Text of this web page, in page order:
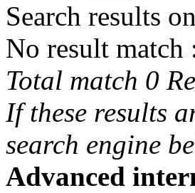
Search results
No result match
Total match 0
If these results
search engine
Advanced